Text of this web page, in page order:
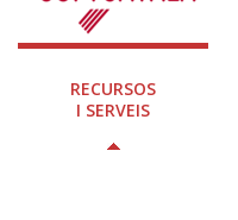
RECURSOS
I SERVEIS